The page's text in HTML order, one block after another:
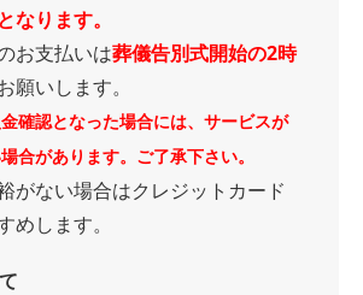
なります。
お支払いは葬儀告別式開始の2時
願いします。
確認となった場合には、サービスが
合があります。ご了承下さい。
がない場合はクレジットカード
めします。